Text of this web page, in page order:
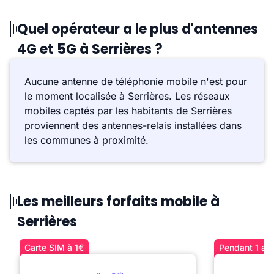
Quel opérateur a le plus d'antennes
4G et 5G à Serrières ?
Aucune antenne de téléphonie mobile n'est pour
le moment localisée à Serrières. Les réseaux
mobiles captés par les habitants de Serrières
proviennent des antennes-relais installées dans
les communes à proximité.
Les meilleurs forfaits mobile à
Serrières
Carte SIM à 1€ Pendant 1